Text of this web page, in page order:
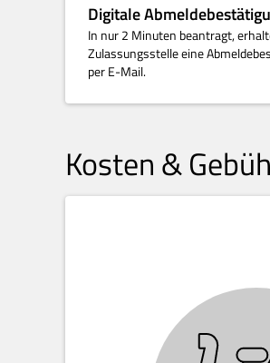
Digitale
In nur 2 Minuten beantragt,
Zulassungsstelle eine
per E-Mail.
Kosten &